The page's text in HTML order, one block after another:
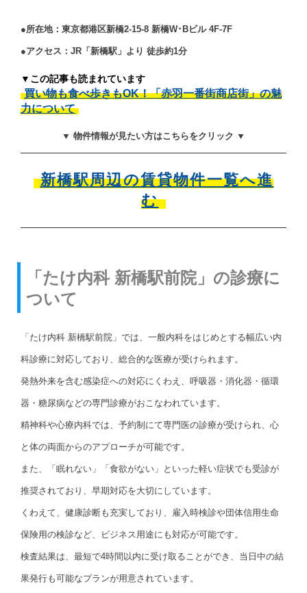
●所在地：東京都港区新橋2-15-8 新橋W･Bビル 4F-7F
●アクセス：JR「新橋駅」より 徒歩約1分
▼この記事も読まれています
買い物も食べ歩きもOK！「赤羽一番街商店街」の魅
力について
▼ 物件情報が見たい方はこちらをクリック ▼
新橋駅周辺の賃貸物件一覧へ進
む
「たけ内科 新橋駅前院」の診療に
ついて
「たけ内科 新橋駅前院」では、一般内科をはじめとする幅広い内
科診療に対応しており、総合的な医療が受けられます。
発熱外来を含む感染症への対応にくわえ、呼吸器・消化器・循環
器・糖尿病などの専門診療がおこなわれています。
精神科や心療内科では、予約制にて専門医の診療が受けられ、心
と体の両面からのアプローチが可能です。
また、「眠れない」「食欲がない」といった軽い症状でも受診が
推奨されており、早期対応を大切にしています。
くわえて、健康診断も充実しており、雇入時検診や団体信用生命
保険用の検診など、ビジネス用途にも対応が可能です。
検査結果は、最短で4時間以内に受け取ることができ、当日中の結
果発行も可能なプランが用意されています。